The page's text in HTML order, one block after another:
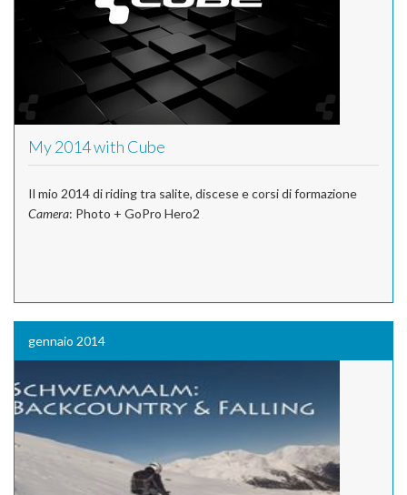
My 2014 with Cube
Il mio 2014 di riding tra salite, discese e corsi di formazione
Camera: Photo + GoPro Hero2
gennaio 2014